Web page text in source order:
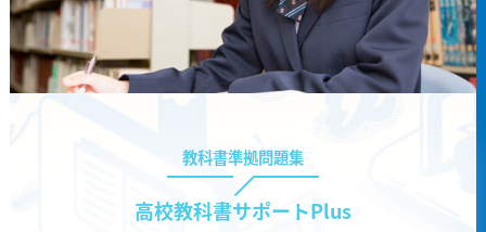
教科書準拠問題集
高校教科書サポートPlus